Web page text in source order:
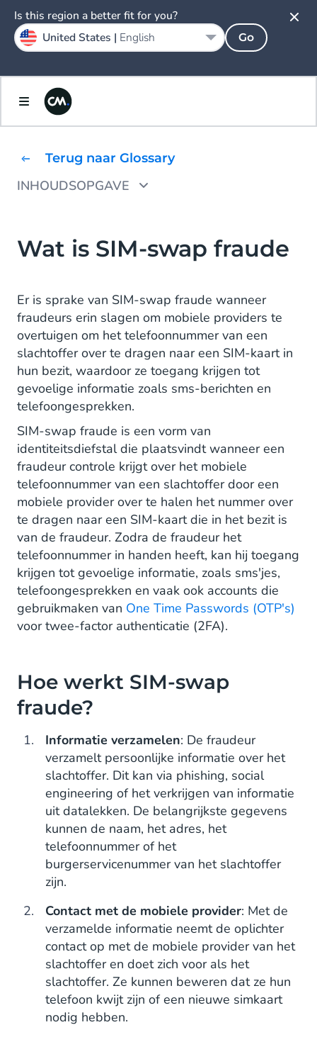
Terug naar Glossary
INHOUDSOPGAVE
Zes tips om SIM-swap fraude te voorkomen
Wat is SIM-swap fraude
Er is sprake van SIM-swap fraude wanneer
fraudeurs erin slagen om mobiele providers te
overtuigen om het telefoonnummer van een
slachtoffer over te dragen naar een SIM-kaart in
hun bezit, waardoor ze toegang krijgen tot
gevoelige informatie zoals sms-berichten en
telefoongesprekken.
SIM-swap fraude is een vorm van
identiteitsdiefstal die plaatsvindt wanneer een
fraudeur controle krijgt over het mobiele
telefoonnummer van een slachtoffer door een
mobiele provider over te halen het nummer over
te dragen naar een SIM-kaart die in het bezit is
van de fraudeur. Zodra de fraudeur het
telefoonnummer in handen heeft, kan hij toegang
krijgen tot gevoelige informatie, zoals sms'jes,
telefoongesprekken en vaak ook accounts die
gebruikmaken van One Time Passwords (OTP's)
voor twee-factor authenticatie (2FA).
Hoe werkt SIM-swap
fraude?
Informatie verzamelen: De fraudeur
verzamelt persoonlijke informatie over het
slachtoffer. Dit kan via phishing, social
engineering of het verkrijgen van informatie
uit datalekken. De belangrijkste gegevens
kunnen de naam, het adres, het
telefoonnummer of het
burgerservicenummer van het slachtoffer
zijn.
Contact met de mobiele provider: Met de
verzamelde informatie neemt de oplichter
contact op met de mobiele provider van het
slachtoffer en doet zich voor als het
slachtoffer. Ze kunnen beweren dat ze hun
telefoon kwijt zijn of een nieuwe simkaart
nodig hebben.
Is this region a better fit for you?
United States | English Go